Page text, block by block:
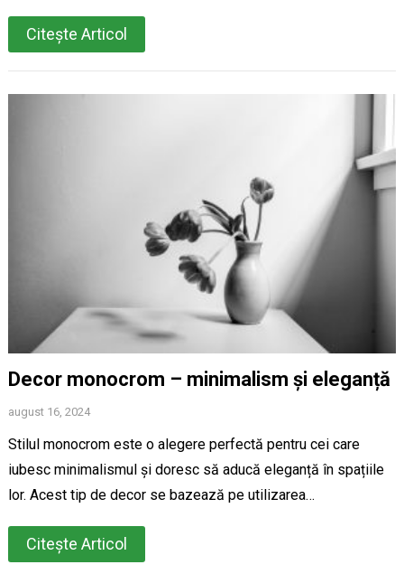
Citește Articol
Decor monocrom – minimalism și eleganță
august 16, 2024
Stilul monocrom este o alegere perfectă pentru cei care
iubesc minimalismul și doresc să aducă eleganță în spațiile
lor. Acest tip de decor se bazează pe utilizarea…
Citește Articol